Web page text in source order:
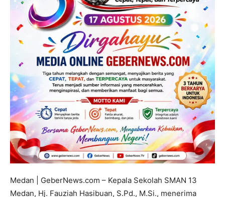
Medan | GeberNews.com – Kepala Sekolah SMAN 13
Medan, Hj. Fauziah Hasibuan, S.Pd., M.Si., menerima